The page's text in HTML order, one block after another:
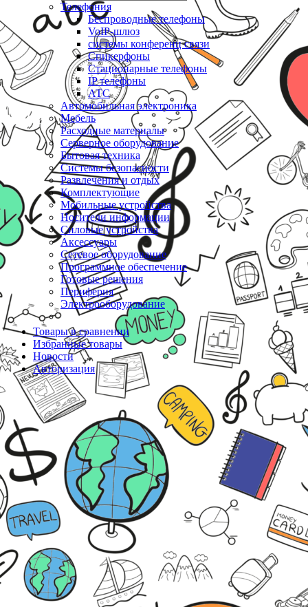
Телефония
Беспроводные телефоны
VoIP-шлюз
системы конференц связи
Спикерфоны
Стационарные телефоны
IP телефоны
АТС
Автомобильная электроника
Мебель
Расходные материалы
Серверное оборудование
Бытовая техника
Системы безопасности
Развлечения и отдых
Комплектующие
Мобильные устройства
Носители информации
Силовые устройства
Аксессуары
Сетевое оборудование
Программное обеспечение
Готовые решения
Периферия
Электрооборудование
Товары в сравнении
Избранные товары
Новости
Авторизация